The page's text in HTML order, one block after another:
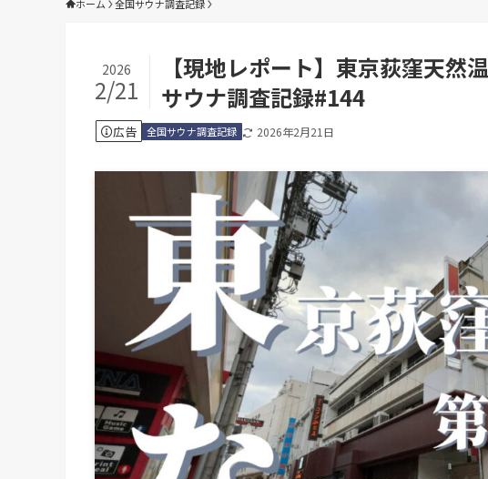
ホーム 全国サウナ調査記録
【現地レポート】東京荻窪天然
サウナ調査記録#144
2026
2/21
広告 全国サウナ調査記録 2026年2月21日